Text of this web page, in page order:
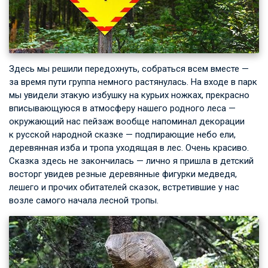
Здесь мы решили передохнуть, собраться всем вместе —
за время пути группа немного растянулась. На входе в парк
мы увидели этакую избушку на курьих ножках, прекрасно
вписывающуюся в атмосферу нашего родного леса —
окружающий нас пейзаж вообще напоминал декорации
к русской народной сказке — подпирающие небо ели,
деревянная изба и тропа уходящая в лес. Очень красиво.
Сказка здесь не закончилась — лично я пришла в детский
восторг увидев резные деревянные фигурки медведя,
лешего и прочих обитателей сказок, встретившие у нас
возле самого начала лесной тропы.